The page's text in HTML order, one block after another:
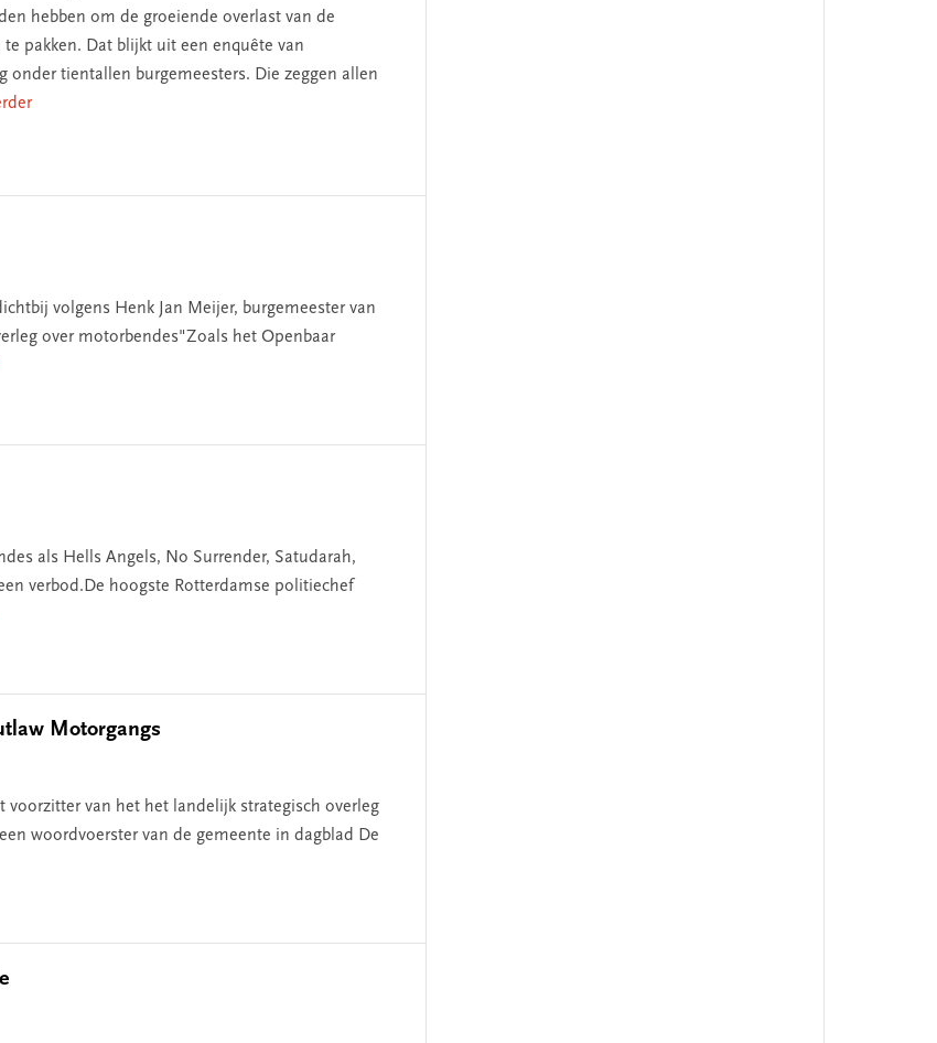
hebben om de groeiende overlast van de
te pakken. Dat blijkt uit een enquête van
onder tientallen burgemeesters. Die zeggen allen
volgens Henk Jan Meijer, burgemeester van
over motorbendes"Zoals het Openbaar
als Hells Angels, No Surrender, Satudarah,
verbod.De hoogste Rotterdamse politiechef
Motorgangs
voorzitter van het het landelijk strategisch overleg
woordvoerster van de gemeente in dagblad De